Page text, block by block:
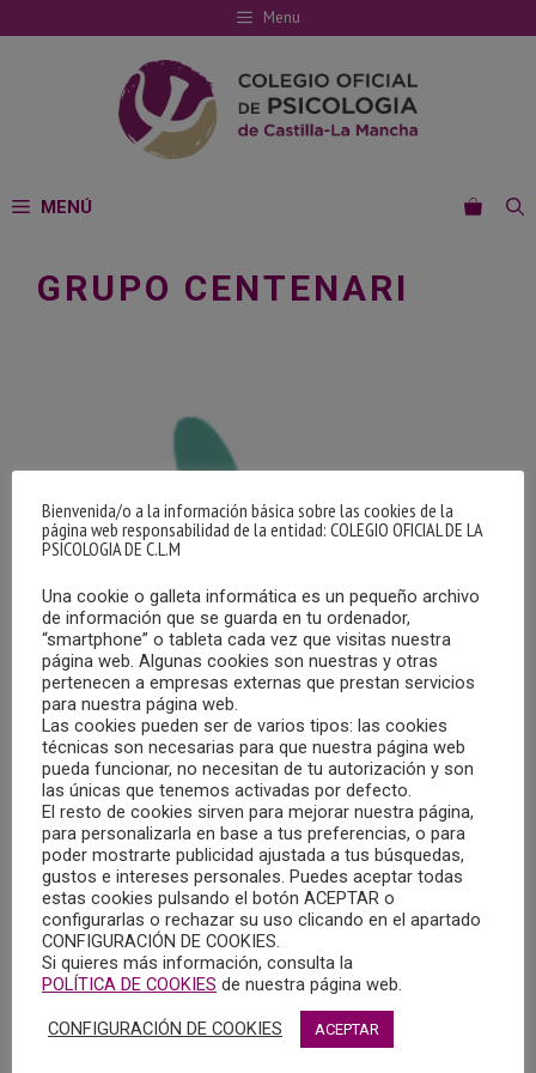
al
Menu
MENÚ
GRUPO CENTENARI
OFERTA DE EMPLEO EN VILLACAÑAS (TOLEDO)
04/09/2023
La residencia de mayores de Villacañas (Toledo), precisa la
incorporación de un/a Psicólogo/a, ofertando un contrato
indefinido de 40 horas semanales.
MÁS
Bienvenida/o a la información básica sobre las cookies de la
página web responsabilidad de la entidad: COLEGIO OFICIAL DE LA
PSICOLOGIA DE C.L.M
Una cookie o galleta informática es un pequeño archivo
de información que se guarda en tu ordenador,
“smartphone” o tableta cada vez que visitas nuestra
página web. Algunas cookies son nuestras y otras
pertenecen a empresas externas que prestan servicios
para nuestra página web.
Las cookies pueden ser de varios tipos: las cookies
técnicas son necesarias para que nuestra página web
pueda funcionar, no necesitan de tu autorización y son
las únicas que tenemos activadas por defecto.
El resto de cookies sirven para mejorar nuestra página,
para personalizarla en base a tus preferencias, o para
poder mostrarte publicidad ajustada a tus búsquedas,
gustos e intereses personales. Puedes aceptar todas
estas cookies pulsando el botón ACEPTAR o
configurarlas o rechazar su uso clicando en el apartado
CONFIGURACIÓN DE COOKIES.
Si quieres más información, consulta la
POLÍTICA DE COOKIES de nuestra página web.
CONFIGURACIÓN DE COOKIES ACEPTAR